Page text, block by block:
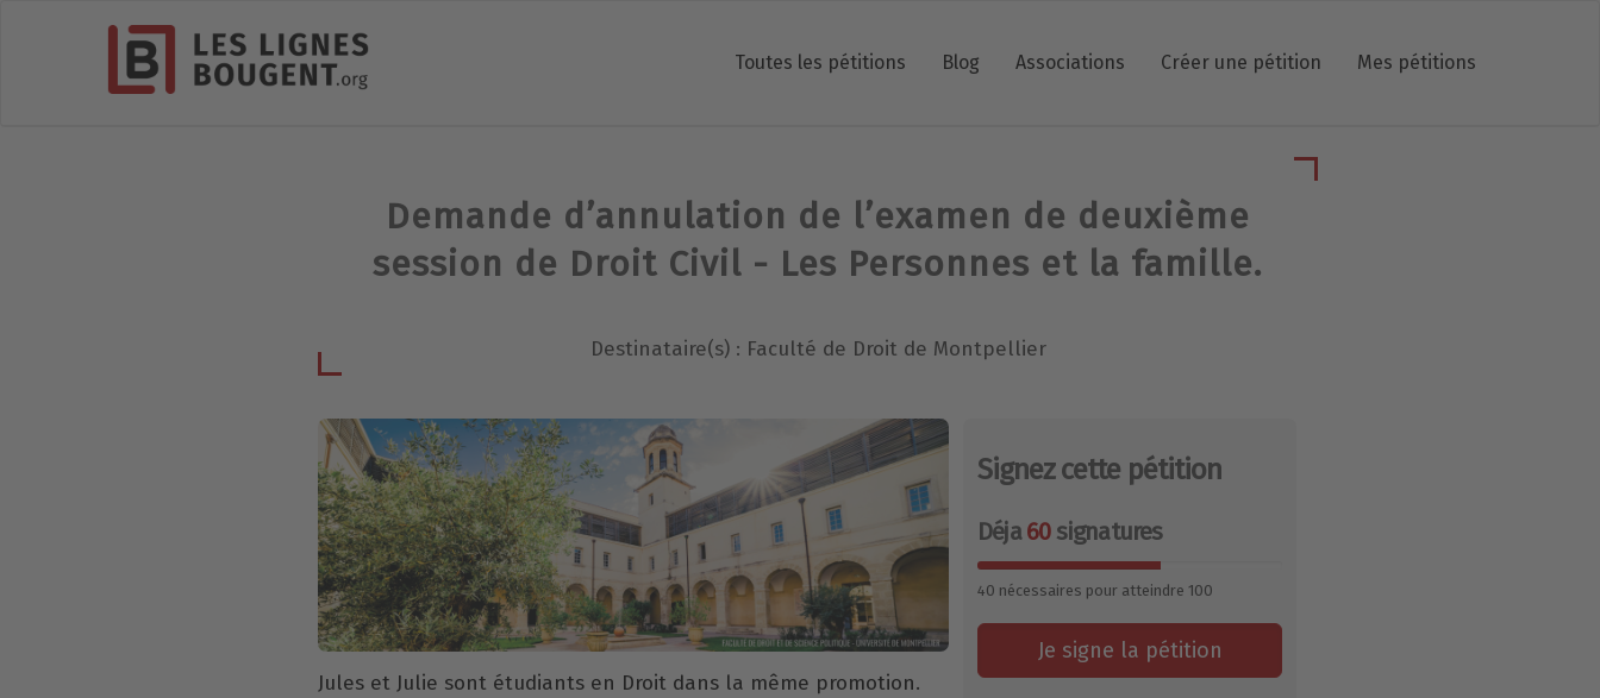
Toutes les pétitions Blog Associations Créer une pétition Mes pétitions
Demande d’annulation de l’examen de deuxième
session de Droit Civil - Les Personnes et la famille.
Destinataire(s) : Faculté de Droit de Montpellier
Jules et Julie sont étudiants en Droit dans la même promotion.
Signez cette pétition
Déja60signatures
40 nécessaires pour atteindre 100
Je signe la pétition